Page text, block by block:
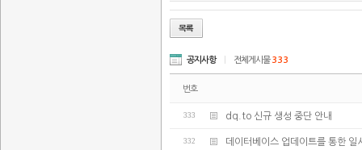
공지사항 전체게시물333
번호
333 dq.to 신규 생성 중단 안내
332 데이터베이스 업데이트를 통한 일